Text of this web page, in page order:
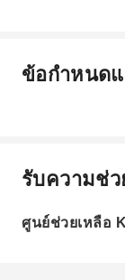
ข้อกำหนดแ
รับความช่ว
ศูนย์ช่วยเหลือ